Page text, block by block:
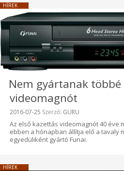
HÍREK
Nem gyártanak
videomagnót
Beküldve:
2016-07-25 Szerző: GURU
Az első kazettás videomagnót 40 éve
ebben a hónapban állítja elő a tavaly
egyedüliként gyártó Funai.
HÍREK